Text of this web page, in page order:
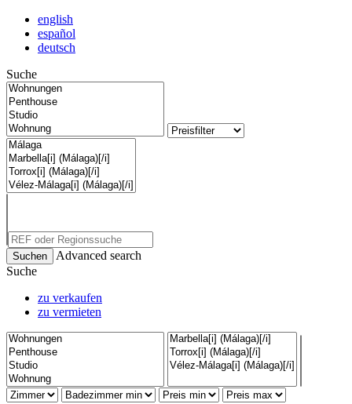
english
español
deutsch
Suche
Advanced search
Suche
zu verkaufen
zu vermieten